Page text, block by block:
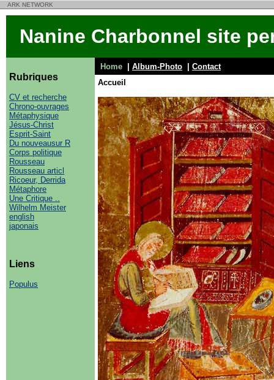
ARK NETWORK
Nanine Charbonnel site
Rubriques
CV et recherche
Chrono-ouvrages
Métaphysique
Jésus-Christ
Esprit-Saint
Du nouveausur R
Corps politique
Rousseau
Rousseau articl
Ricoeur, Derrida
Métaphore
Une Critique ..
Wilhelm Meister
english
japonais
Liens
Populus
Home Album-Photo
Contact
Accueil